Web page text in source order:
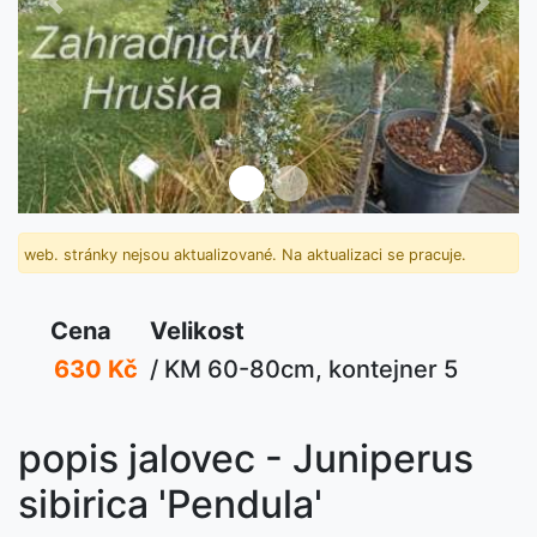
Předchozí Další
web. stránky nejsou aktualizované. Na aktualizaci se pracuje.
Cena
Velikost
630 Kč / KM 60-80cm, kontejner 5
popis jalovec - Juniperus
sibirica 'Pendula'